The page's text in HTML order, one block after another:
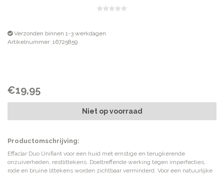
Verzonden binnen 1-3 werkdagen
Artikelnummer: 16725859
€19,95
Niet op voorraad
Productomschrijving:
Effaclar Duo Unifiant voor een huid met ernstige en terugkerende
onzuiverheden, restlittekens. Doeltreffende werking tegen imperfecties,
rode en bruine littekens worden zichtbaar verminderd. Voor een natuurlijke